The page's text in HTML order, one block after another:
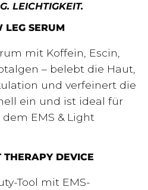
LEICHTIGKEIT.
LEG SERUM
mit Koffein, Escin,
– belebt die Haut,
und verfeinert die
ein und ist ideal für
EMS & Light
THERAPY DEVICE
Tool mit EMS-